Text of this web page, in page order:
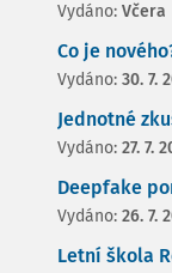
Vydáno: Včera
Co je
Vydáno: 30. 7.
Jednotné
Vydáno: 27. 7.
Deepfake
Vydáno: 26. 7.
Letní škola